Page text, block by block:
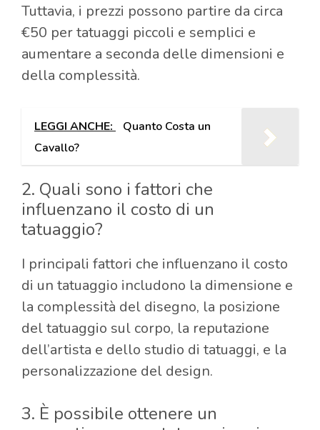
Tuttavia, i prezzi possono partire da circa
€50 per tatuaggi piccoli e semplici e
aumentare a seconda delle dimensioni e
della complessità.
LEGGI ANCHE:
Quanto Costa un
Cavallo?
2. Quali sono i fattori che
influenzano il costo di un
tatuaggio?
I principali fattori che influenzano il costo
di un tatuaggio includono la dimensione e
la complessità del disegno, la posizione
del tatuaggio sul corpo, la reputazione
dell’artista e dello studio di tatuaggi, e la
personalizzazione del design.
3. È possibile ottenere un